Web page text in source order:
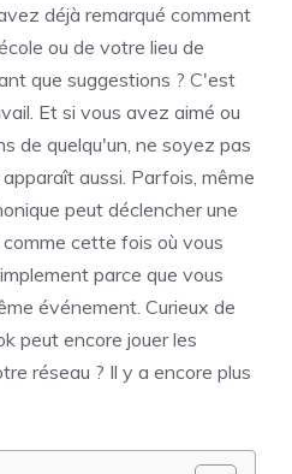
déjà remarqué comment
ou de votre lieu de
que suggestions ? C'est
Et si vous avez aimé ou
de quelqu'un, ne soyez pas
aussi. Parfois, même
peut déclencher une
cette fois où vous
parce que vous
événement. Curieux de
peut encore jouer les
réseau ? Il y a encore plus